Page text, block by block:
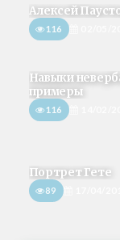
Алексей
116
Навыки
примеры
116
Портрет Гете
89